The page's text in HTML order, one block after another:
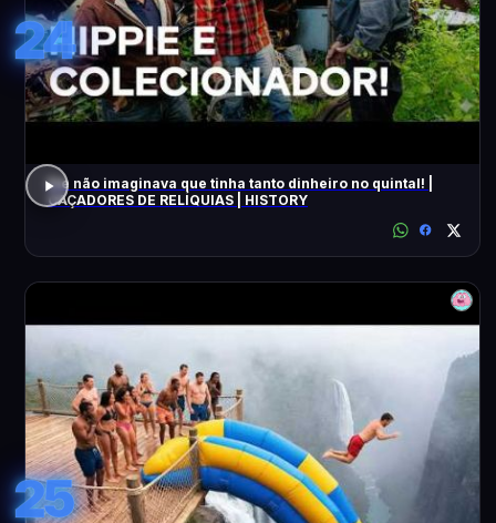
24
Ele não imaginava que tinha tanto dinheiro no quintal! |
CAÇADORES DE RELÍQUIAS | HISTORY
25